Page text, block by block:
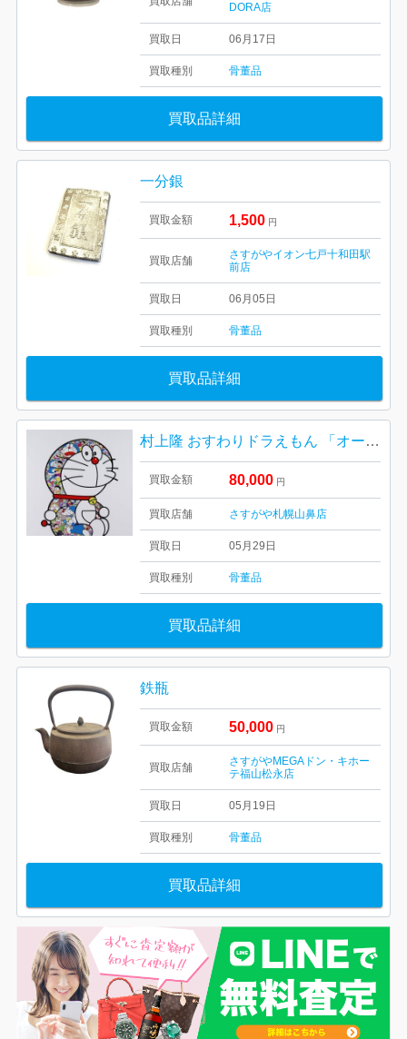
DORA店
買取日 06月17日
買取種別 骨董品
買取品詳細
一分銀
買取金額 1,500 円
買取店舗
さすがやイオン七戸十和田駅
前店
買取日 06月05日
買取種別 骨董品
買取品詳細
村上隆 おすわりドラえもん 「オーイのび太君！！」未開封品
買取金額 80,000 円
買取店舗 さすがや札幌山鼻店
買取日 05月29日
買取種別 骨董品
買取品詳細
鉄瓶
買取金額 50,000 円
買取店舗
さすがやMEGAドン・キホー
テ福山松永店
買取日 05月19日
買取種別 骨董品
買取品詳細